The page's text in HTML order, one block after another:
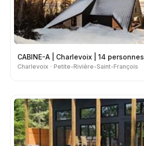
CABINE-A | Charlevoix | 14 personnes
Charlevoix Petite-Rivière-Saint-François